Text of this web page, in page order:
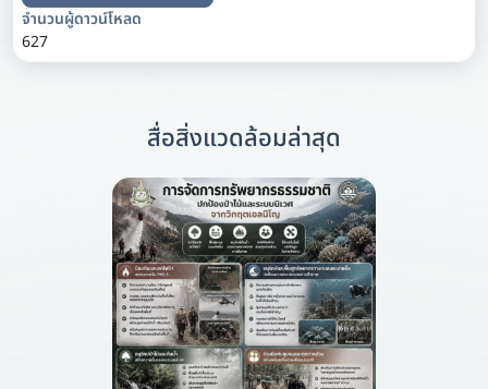
จำนวนผู้ดาวน์โหลด
627
สื่อสิ่งแวดล้อมล่าสุด